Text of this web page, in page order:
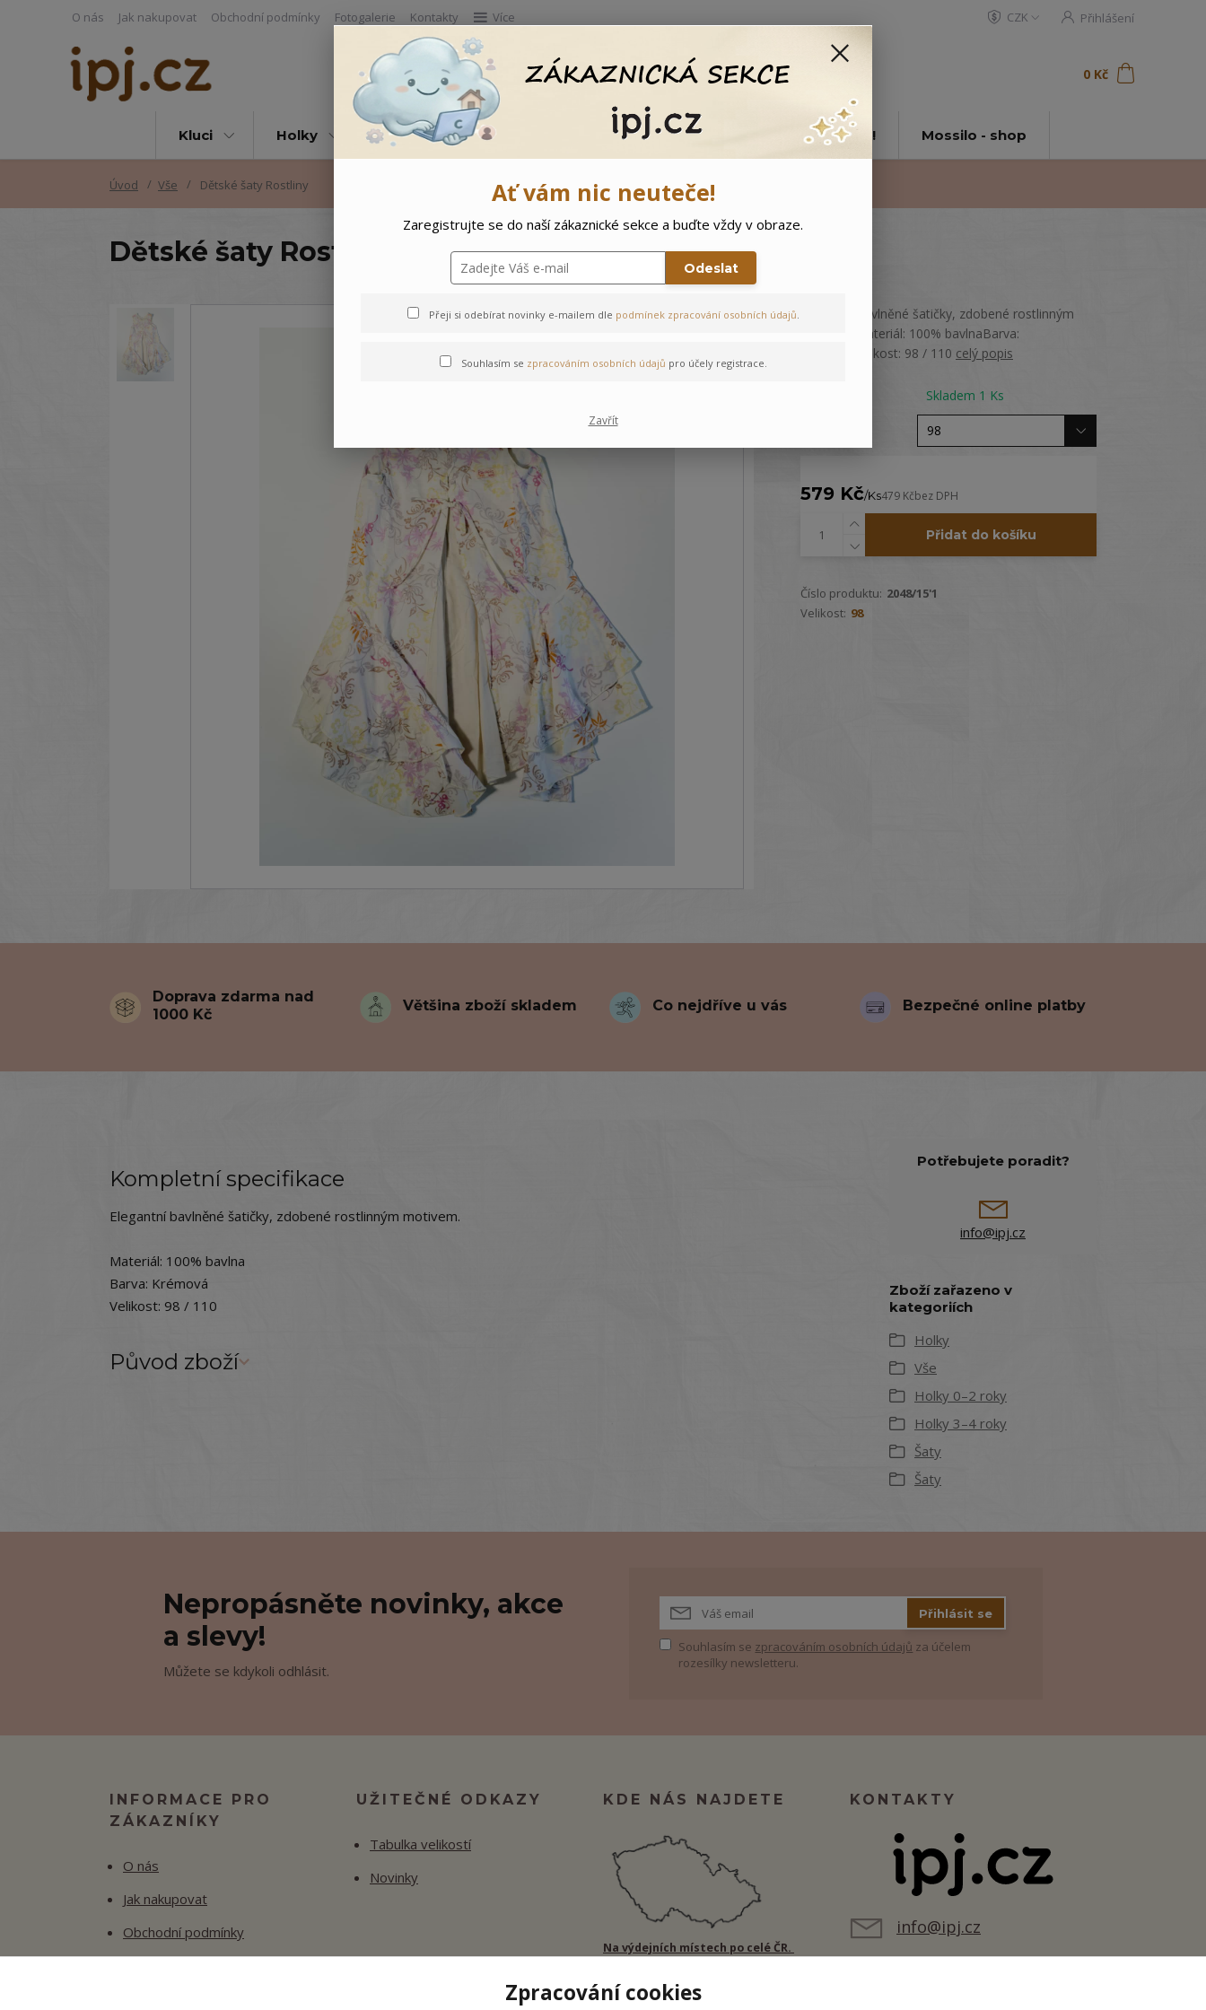
O nás Jak nakupovat Obchodní podmínky Fotogalerie Kontakty Více CZK Přihlášení
Hledat 0 Kč
Kluci Holky Vše Doprodej Ostatní 🌲 Vítejte ve světě Mossilo! Mossilo - shop
Úvod Vše Dětské šaty Rostliny
Dětské šaty Rostliny
Elegantní bavlněné šatičky, zdobené rostlinným
motivem.Materiál: 100% bavlnaBarva:
KrémováVelikost: 98 / 110 celý popis
Skladem 1 Ks
579 Kč/Ks479 Kčbez DPH
Přidat do košíku
Číslo produktu: 2048/15'1
Velikost: 98
Doprava zdarma nad
1000 Kč
Většina zboží skladem Co nejdříve u vás Bezpečné online platby
Kompletní specifikace
Elegantní bavlněné šatičky, zdobené rostlinným motivem.
Materiál: 100% bavlna
Barva: Krémová
Velikost: 98 / 110
Původ zboží
Potřebujete poradit?
info@ipj.cz
Zboží zařazeno v
kategoriích
Holky
Vše
Holky 0–2 roky
Holky 3–4 roky
Šaty
Šaty
Nepropásněte novinky, akce
a slevy!
Můžete se kdykoli odhlásit.
Přihlásit se
Souhlasím se zpracováním osobních údajů za účelem
rozesílky newsletteru.
INFORMACE PRO
ZÁKAZNÍKY
O nás
Jak nakupovat
Obchodní podmínky
UŽITEČNÉ ODKAZY
Tabulka velikostí
Novinky
KDE NÁS NAJDETE
Na výdejních místech po celé ČR.
KONTAKTY
info@ipj.cz
Ať vám nic neuteče!
Zaregistrujte se do naší zákaznické sekce a buďte vždy v obraze.
Odeslat
Přeji si odebírat novinky e-mailem dle podmínek zpracování osobních údajů.
Souhlasím se zpracováním osobních údajů pro účely registrace.
Zavřít
Zpracování cookies